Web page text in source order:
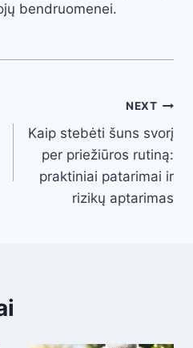
bendruomenei.
NEXT
Kaip stebėti šuns svorį
per priežiūros rutiną:
praktiniai patarimai ir
rizikų aptarimas